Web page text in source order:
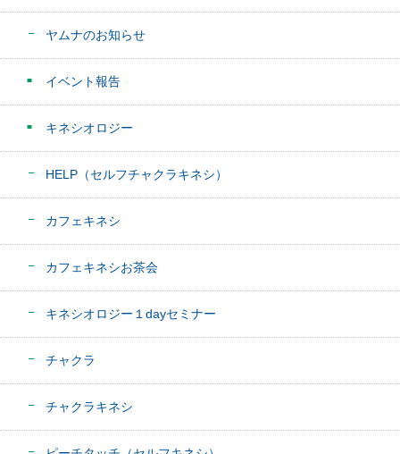
ヤムナのお知らせ
イベント報告
キネシオロジー
HELP（セルフチャクラキネシ）
カフェキネシ
カフェキネシお茶会
キネシオロジー１dayセミナー
チャクラ
チャクラキネシ